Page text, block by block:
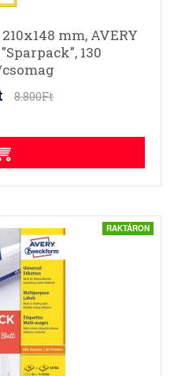
mm, AVERY
130
8.800Ft
RAKTÁRON